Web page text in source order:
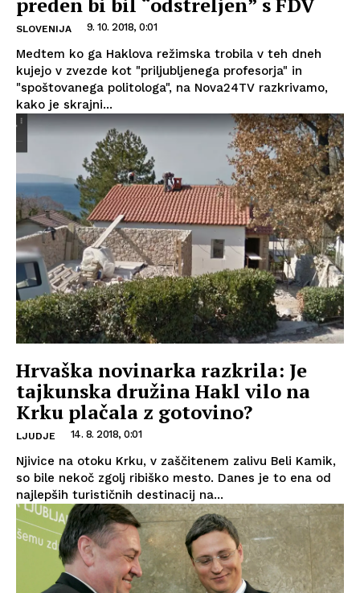
SLOVENIJA 9. 10. 2018, 0:01
Medtem ko ga Haklova režimska trobila v teh dneh
kujejo v zvezde kot "priljubljenega profesorja" in
"spoštovanega politologa", na Nova24TV razkrivamo,
kako je skrajni...
Hrvaška novinarka razkrila: Je
tajkunska družina Hakl vilo na
Krku plačala z gotovino?
LJUDJE 14. 8. 2018, 0:01
Njivice na otoku Krku, v zaščitenem zalivu Beli Kamik,
so bile nekoč zgolj ribiško mesto. Danes je to ena od
najlepših turističnih destinacij na...